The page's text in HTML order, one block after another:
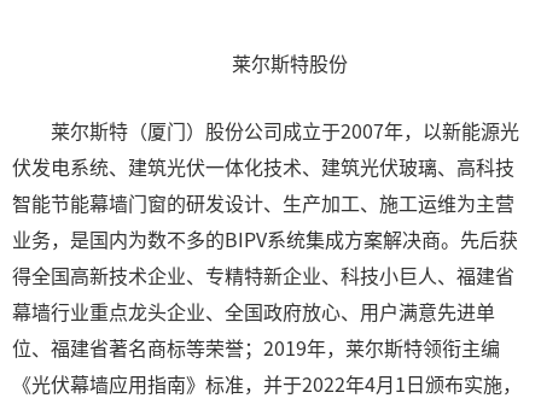
莱尔斯特股份
莱尔斯特（厦门）股份公司成立于2007年，以新能源光
伏发电系统、建筑光伏一体化技术、建筑光伏玻璃、高科技
智能节能幕墙门窗的研发设计、生产加工、施工运维为主营
业务，是国内为数不多的BIPV系统集成方案解决商。先后获
得全国高新技术企业、专精特新企业、科技小巨人、福建省
幕墙行业重点龙头企业、全国政府放心、用户满意先进单
位、福建省著名商标等荣誉；2019年，莱尔斯特领衔主编
《光伏幕墙应用指南》标准，并于2022年4月1日颁布实施，